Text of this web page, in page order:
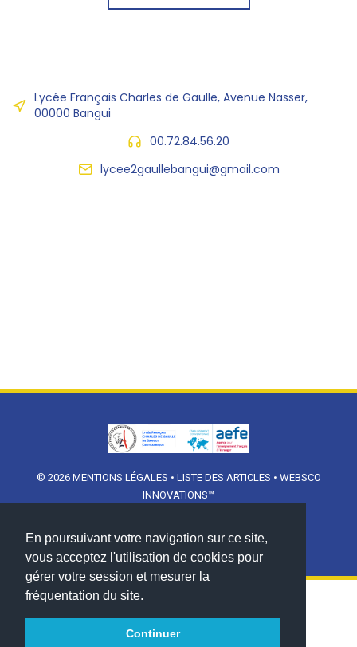
En poursuivant votre navigation sur ce site,
vous acceptez l'utilisation de cookies pour
gérer votre session et mesurer la
fréquentation du site.
Continuer
Lycée Français Charles de Gaulle, Avenue Nasser,
00000 Bangui
00.72.84.56.20
lycee2gaullebangui@gmail.com
© 2026 MENTIONS LÉGALES • LISTE DES ARTICLES • WEBSCO
INNOVATIONS™